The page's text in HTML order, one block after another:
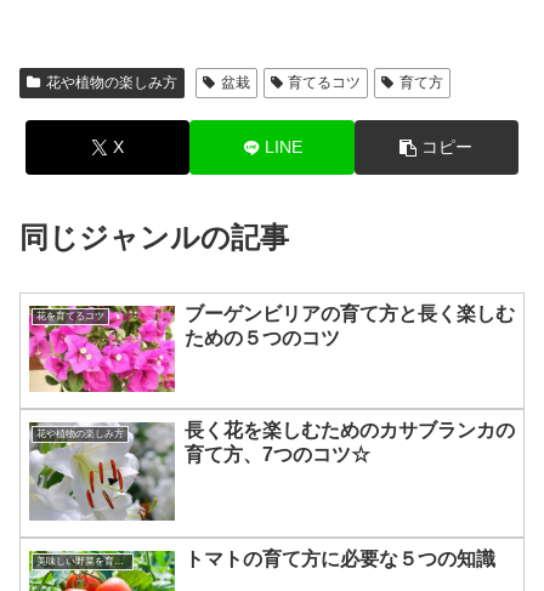
花や植物の楽しみ方 盆栽 育てるコツ 育て方
X LINE コピー
同じジャンルの記事
花を育てるコツ
ブーゲンビリアの育て方と長く楽しむ
ための５つのコツ
花や植物の楽しみ方
長く花を楽しむためのカサブランカの
育て方、7つのコツ☆
美味しい野菜を育てるコツ トマトの育て方に必要な５つの知識